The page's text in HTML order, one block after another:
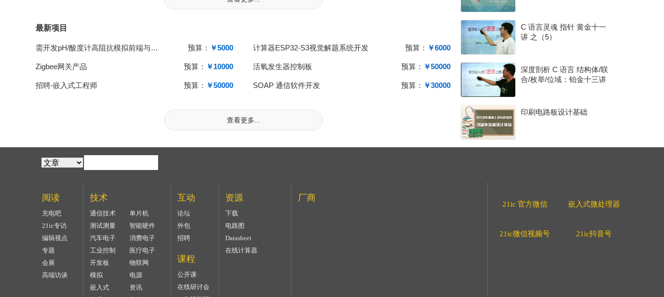
最新项目
需开发pH/酸度计高阻抗模拟前端与单片机系统 预算： ￥5000 计算器ESP32-S3视觉解题系统开发 预算： ￥6000
Zigbee网关产品 预算： ￥10000 活氧发生器控制板 预算： ￥50000
招聘-嵌入式工程师 预算： ￥50000 SOAP 通信软件开发 预算： ￥30000
查看更多...
C 语言灵魂 指针 黄金十一
讲 之（5）
深度剖析 C 语言 结构体/联
合/枚举/位域：铂金十三讲
印刷电路板设计基础
阅读
充电吧
21ic专访
编辑视点
专题
会展
高端访谈
技术
通信技术
单片机
测试测量
智能硬件
汽车电子
消费电子
工业控制
医疗电子
开发板
物联网
模拟
电源
嵌入式
资讯
互动
论坛
外包
招聘
课程
公开课
在线研讨会
资源
下载
电路图
Datasheet
在线计算器
厂商
21ic 官方微信 嵌入式微处理器
21ic微信视频号 21ic抖音号